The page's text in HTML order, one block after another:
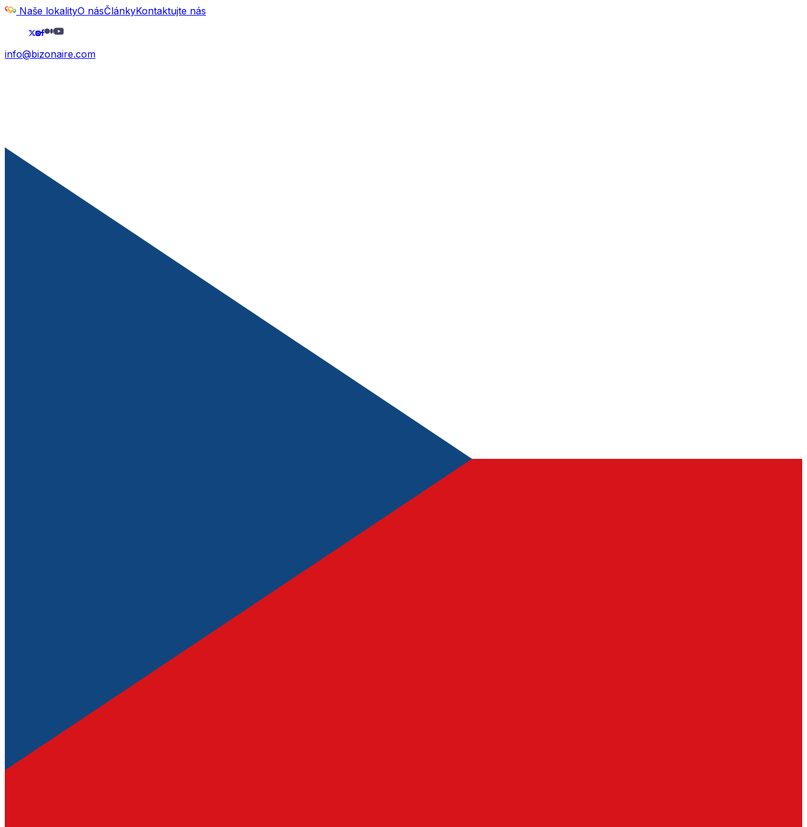
Naše lokalityO násČlánkyKontaktujte nás
info@bizonaire.com